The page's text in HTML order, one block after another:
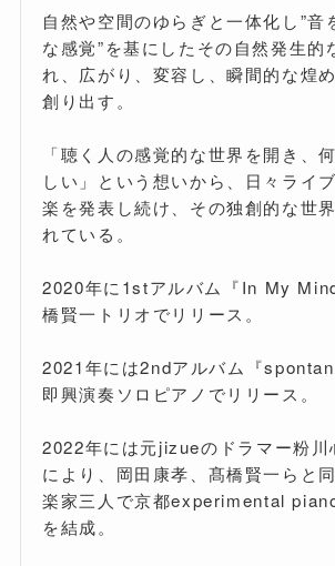
自然や空間のゆらぎと一体化し”音
な感覚”を基にしたその自然発生的
れ、広がり、変容し、瞬間的な煌
創り出す。
「聴く人の感覚的な世界を開き、
しい」という想いから、日々ライ
楽を発表し続け、その独創的な世
れている。
2020年に1stアルバム『In My
橋賢一トリオでリリース。
2021年には2ndアルバム『
即興演奏ソロピアノでリリース。
2022年には元jizueのドラマー粉川
により、岡田康孝、髙橋賢一らと
楽家三人で京都experimental
を結成。